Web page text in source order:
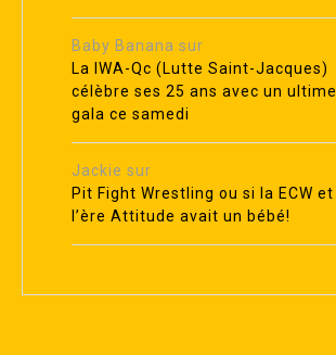
Baby Banana sur
La IWA-Qc (Lutte Saint-Jacques)
célèbre ses 25 ans avec un ultime
gala ce samedi
Jackie sur
Pit Fight Wrestling ou si la ECW et
l’ère Attitude avait un bébé!